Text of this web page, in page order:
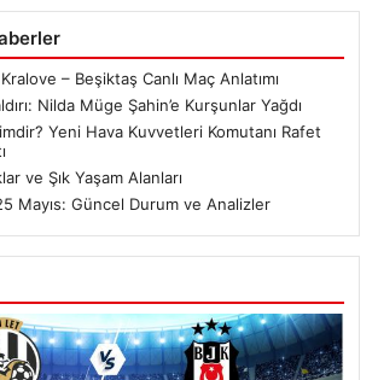
– Beşiktaş Canlı Maç Anlatımı
Nilda Müge Şahin’e Kurşunlar Yağdı
Yeni Hava Kuvvetleri Komutanı Rafet
ve Şık Yaşam Alanları
Mayıs: Güncel Durum ve Analizler